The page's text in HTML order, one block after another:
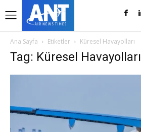
Ana Sayfa Etiketler Küresel Havayolları
Tag: Küresel Havayolları